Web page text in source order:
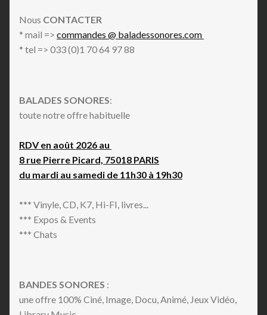
Nous CONTACTER
* mail => commandes @ baladessonores.com
* tel => 033 (0)1 70 64 97 88
BALADES SONORES:
toute notre offre habituelle
RDV en août 2026 au
8 rue Pierre Picard, 75018 PARIS
du mardi au samedi de 11h30 à 19h30
*** Vinyle, CD, K7, Hi-FI, livres...
*** Expos & Events
*** Chats
BANDES SONORES :
une offre 100% Ciné, Image, Docu, Animé, Jeux Vidéo,